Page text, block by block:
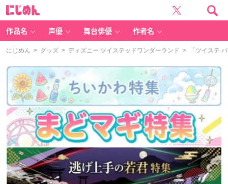
作品名 声優 舞台俳優 作者名
にじめん > グッズ > ディズニー ツイステッドワンダーランド > 「ツイステ